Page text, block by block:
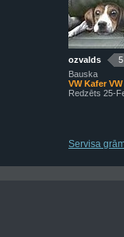
ozvalds
Bauska
VW Kafer
Redzēts 25-
Servisa